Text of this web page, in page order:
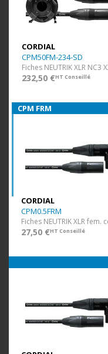
CORDIAL
CPM50FM-234-SD
232,50 €HT Conseillé
CPM FRM
CORDIAL
CPM0.5FRM
27,50 €HT Conseillé